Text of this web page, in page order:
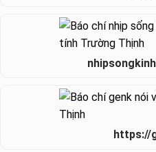
https://